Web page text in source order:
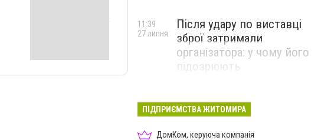
Після удару по виставці
зброї затримали
організатора: у чому його
підозрюють
11:39
27 липня
ПІДПРИЄМСТВА ЖИТОМИРА
ДомКом, керуюча компанія